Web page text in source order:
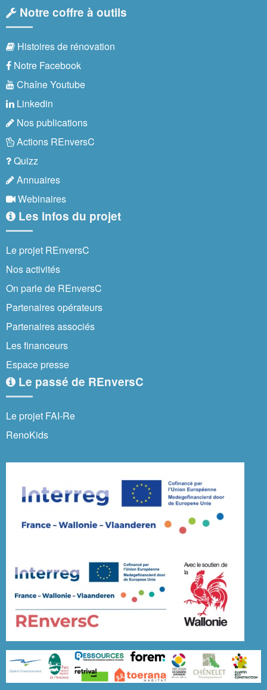
Notre coffre à outils
Histoires de rénovation
Notre Facebook
Chaîne Youtube
Linkedin
Nos publications
Actions REnversC
Quizz
Annuaires
Webinaires
Les infos du projet
Le projet REnversC
Nos activités
On parle de REnversC
Partenaires opérateurs
Partenaires associés
Les financeurs
Espace presse
Le passé de REnversC
Le projet FAI-Re
RenoKids